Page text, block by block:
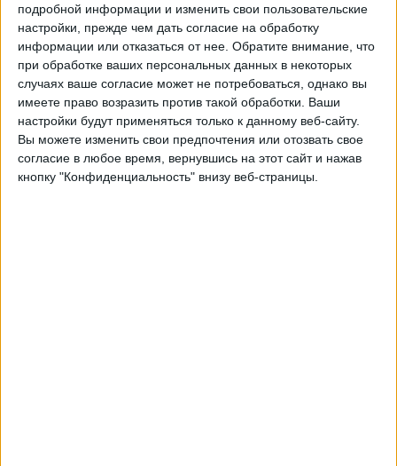
подробной информации и изменить свои пользовательские
настройки, прежде чем дать согласие на обработку
информации или отказаться от нее. Обратите внимание, что
при обработке ваших персональных данных в некоторых
случаях ваше согласие может не потребоваться, однако вы
имеете право возразить против такой обработки. Ваши
настройки будут применяться только к данному веб-сайту.
Вы можете изменить свои предпочтения или отозвать свое
согласие в любое время, вернувшись на этот сайт и нажав
кнопку "Конфиденциальность" внизу веб-страницы.
Албания
Белоруссия
Быть подтвержденным
Вторник, 29.09.2026
21:45
Лига наций УЕФА
Групповой этап